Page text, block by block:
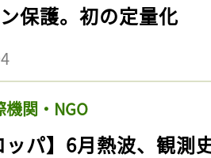
保護。初の定量化
関・NGO
ッパ】6月熱波、観